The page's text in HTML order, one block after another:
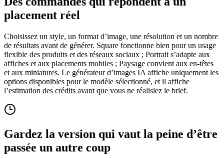
placement réel
Choisissez un style, un format d’image, une résolution et un nombre
de résultats avant de générer. Square fonctionne bien pour un usage
flexible des produits et des réseaux sociaux ; Portrait s’adapte aux
affiches et aux placements mobiles ; Paysage convient aux en-têtes
et aux miniatures. Le générateur d’images IA affiche uniquement les
options disponibles pour le modèle sélectionné, et il affiche
l’estimation des crédits avant que vous ne réalisiez le brief.
Gardez la version qui vaut la peine d’être
passée un autre coup